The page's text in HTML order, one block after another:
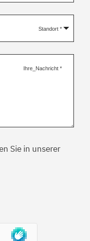
Standort *
Ihre_Nachricht *
Sie in unserer